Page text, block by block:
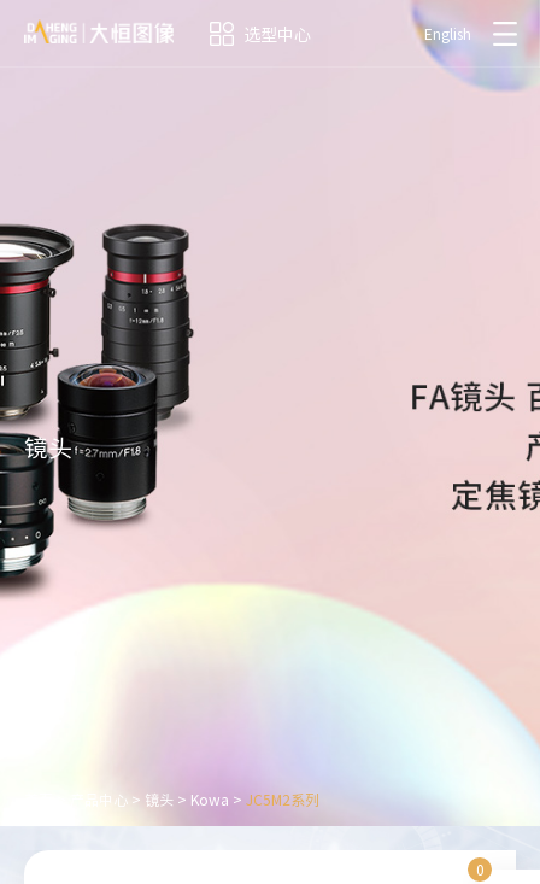
选型中心 English
镜头
产品中心 > 镜头 > Kowa > JC5M2系列
0